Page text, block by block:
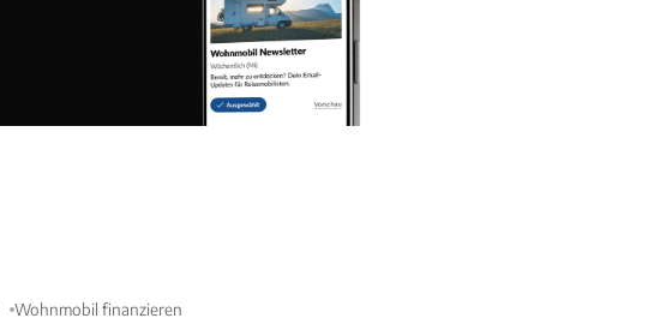
Wohnmobil finanzieren